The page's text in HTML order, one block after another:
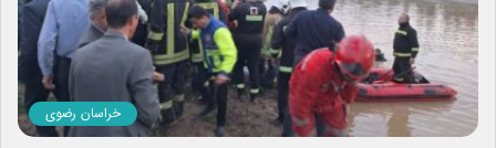
خراسان رضوی